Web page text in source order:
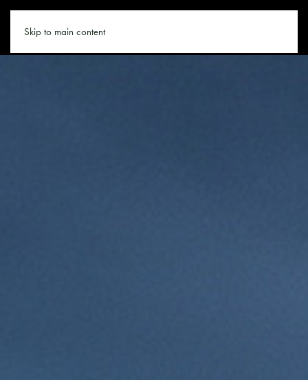
Skip to main content
LEOGANG.CO